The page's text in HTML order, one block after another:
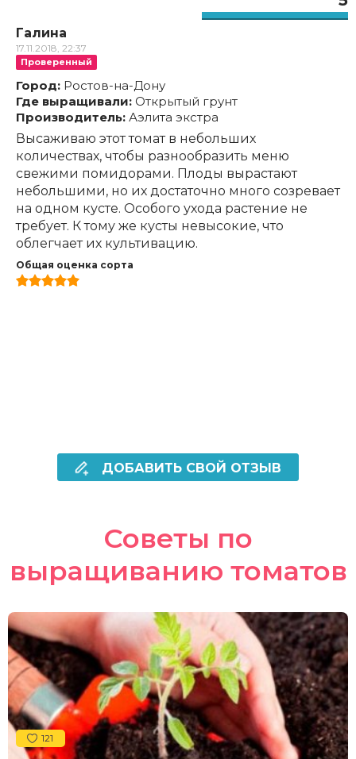
Галина
17.11.2018, 22:37
Проверенный
Город: Ростов-на-Дону
Где выращивали: Открытый грунт
Производитель: Аэлита экстра
Высаживаю этот томат в небольших
количествах, чтобы разнообразить меню
свежими помидорами. Плоды вырастают
небольшими, но их достаточно много созревает
на одном кусте. Особого ухода растение не
требует. К тому же кусты невысокие, что
облегчает их культивацию.
Общая оценка сорта
ДОБАВИТЬ СВОЙ ОТЗЫВ
Советы по
выращиванию томатов
121